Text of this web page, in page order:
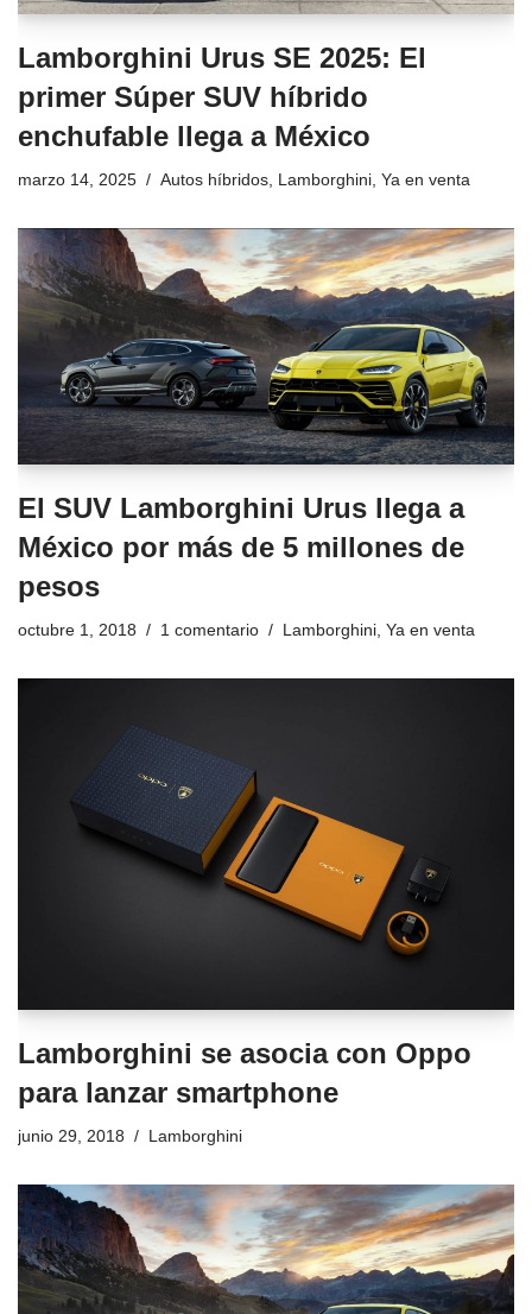
Lamborghini Urus SE 2025: El
primer Súper SUV híbrido
enchufable llega a México
marzo 14, 2025 Autos híbridos Lamborghini Ya en venta
El SUV Lamborghini Urus llega a
México por más de 5 millones de
pesos
octubre 1, 2018 1 comentario Lamborghini, Ya en venta
Lamborghini se asocia con Oppo
para lanzar smartphone
junio 29, 2018 Lamborghini